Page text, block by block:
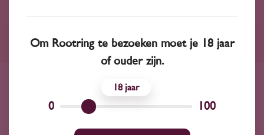
Ruim assortiment
4000+ wijnen in ons assortiment
Advies nodig?
Om Rootring te bezoeken moet je 18 jaar
of ouder zijn.
0
18
100